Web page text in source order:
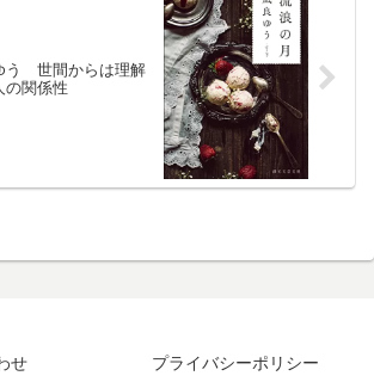
う 世間からは理解
の関係性
せ プライバシーポリシー